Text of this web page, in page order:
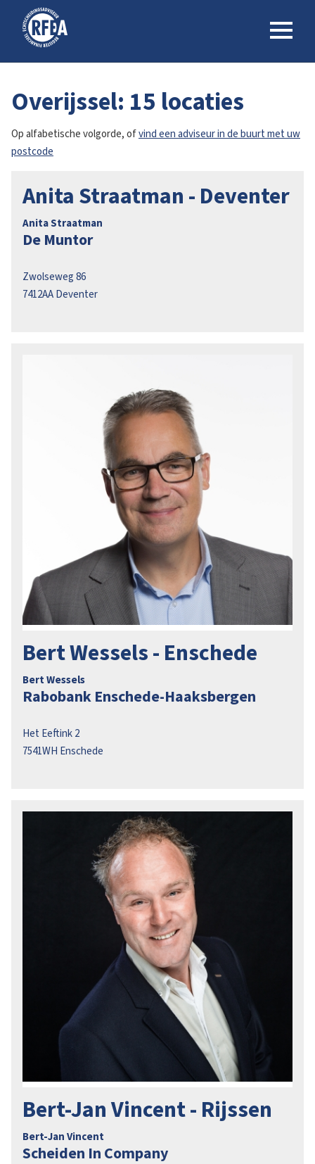
Overijssel: 15 locaties
Op alfabetische volgorde, ofvind een adviseur in de buurt met uw
postcode
Anita Straatman - Deventer
Anita Straatman
De Muntor
Zwolseweg 86
7412AA Deventer
Bert Wessels - Enschede
Bert Wessels
Rabobank Enschede-Haaksbergen
Het Eeftink 2
7541WH Enschede
Bert-Jan Vincent - Rijssen
Bert-Jan Vincent
Scheiden In Company